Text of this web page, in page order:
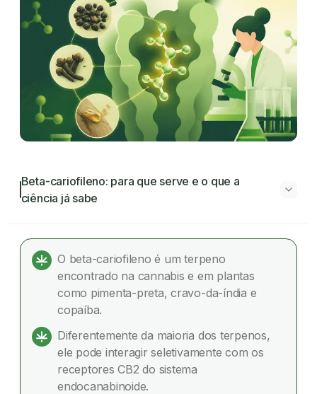
Beta-cariofileno: para que serve e o que a
ciência já sabe
ciência já sabe
O que é o beta-cariofileno?
Onde o beta-cariofileno é encontrado na
cannabis?
O que torna o beta-cariofileno diferente de
outros terpenos?
O beta-cariofileno é um terpeno
encontrado na cannabis e em plantas
como pimenta-preta, cravo-da-índia e
copaíba.
Diferentemente da maioria dos terpenos,
ele pode interagir seletivamente com os
receptores CB2 do sistema
endocanabinoide.